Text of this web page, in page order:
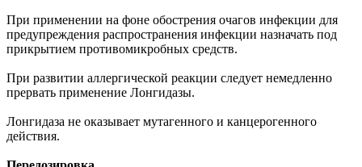
При применении на фоне обострения очагов инфекции для
предупреждения распространения инфекции назначать под
прикрытием противомикробных средств.
При развитии аллергической реакции следует немедленно
прервать применение Лонгидазы.
Лонгидаза не оказывает мутагенного и канцерогенного
действия.